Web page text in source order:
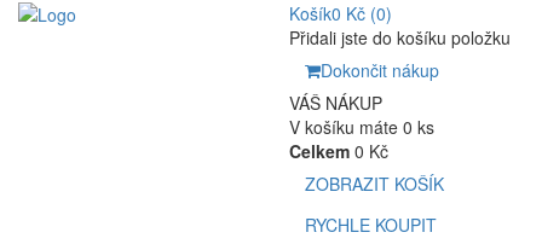
Košík0 Kč (0)
Přidali jste do košíku položku
Dokončit nákup
VÁŠ NÁKUP
V košíku máte 0 ks
Celkem 0 Kč
ZOBRAZIT KOŠÍK
RYCHLE KOUPIT